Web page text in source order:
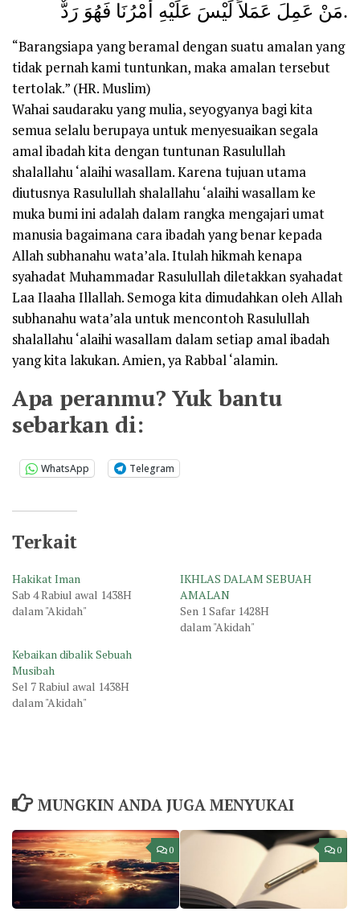
مَنْ عَمِلَ عَمَلاً لَيْسَ عَلَيْهِ أَمْرُنَا فَهُوَ رَدٌّ.
“Barangsiapa yang beramal dengan suatu amalan yang
tidak pernah kami tuntunkan, maka amalan tersebut
tertolak.” (HR. Muslim)
Wahai saudaraku yang mulia, seyogyanya bagi kita
semua selalu berupaya untuk menyesuaikan segala
amal ibadah kita dengan tuntunan Rasulullah
shalallahu ‘alaihi wasallam. Karena tujuan utama
diutusnya Rasulullah shalallahu ‘alaihi wasallam ke
muka bumi ini adalah dalam rangka mengajari umat
manusia bagaimana cara ibadah yang benar kepada
Allah subhanahu wata’ala. Itulah hikmah kenapa
syahadat Muhammadar Rasulullah diletakkan syahadat
Laa Ilaaha Illallah. Semoga kita dimudahkan oleh Allah
subhanahu wata’ala untuk mencontoh Rasulullah
shalallahu ‘alaihi wasallam dalam setiap amal ibadah
yang kita lakukan. Amien, ya Rabbal ‘alamin.
Apa peranmu? Yuk bantu
sebarkan di:
WhatsApp Telegram
Terkait
Hakikat Iman
Sab 4 Rabiul awal 1438H
dalam "Akidah"
IKHLAS DALAM SEBUAH
AMALAN
Sen 1 Safar 1428H
dalam "Akidah"
Kebaikan dibalik Sebuah
Musibah
Sel 7 Rabiul awal 1438H
dalam "Akidah"
MUNGKIN ANDA JUGA MENYUKAI
0 0